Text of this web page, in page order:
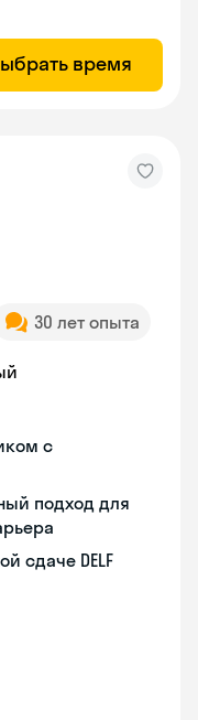
время
30 лет опыта
с
подход для
сдаче DELF